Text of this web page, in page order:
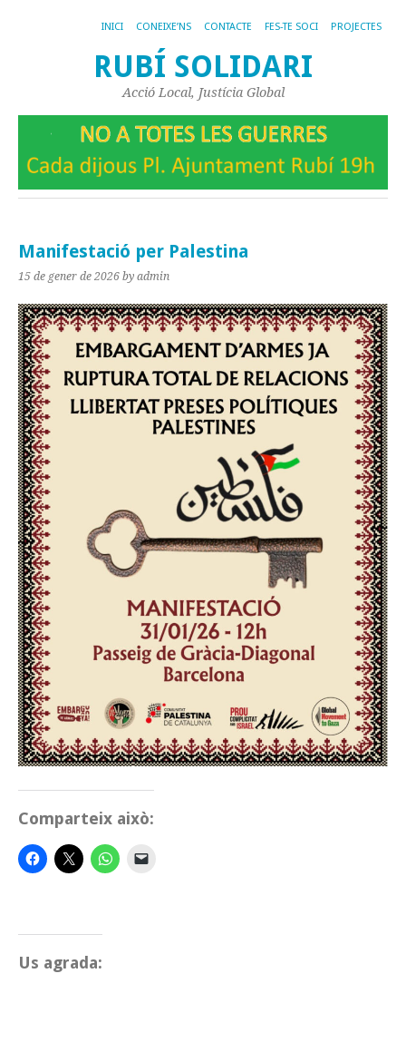
INICI CONEIXE’NS CONTACTE FES-TE SOCI PROJECTES
RUBÍ SOLIDARI
Acció Local, Justícia Global
Manifestació per Palestina
15 de gener de 2026 by admin
Comparteix això:
Us agrada: